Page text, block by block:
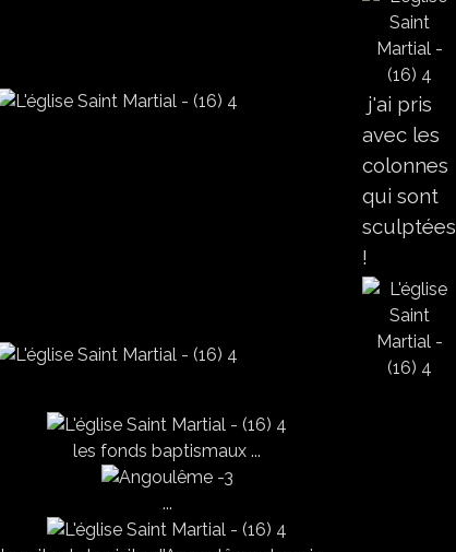
j'ai pris
avec les
colonnes
qui sont
sculptées
!
les fonds baptismaux ...
...